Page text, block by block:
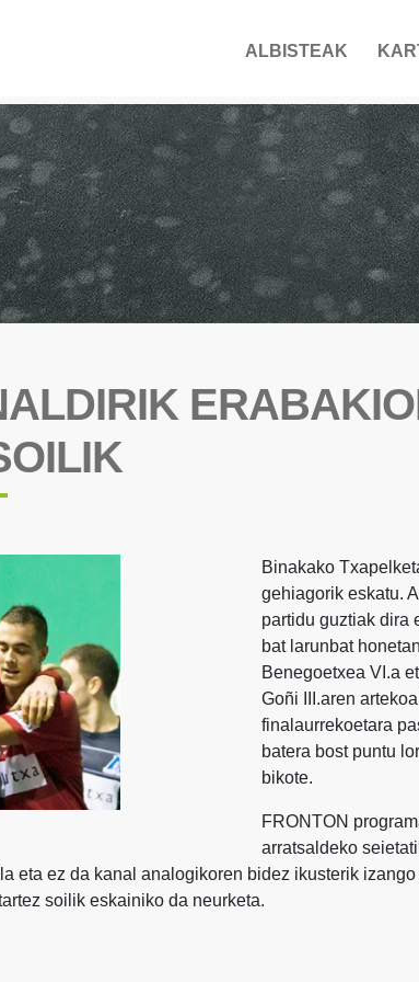
ALBISTEAK
Binakako
gehiagorik eskatu.
partidu guztiak dira
bat larunbat
Benegoetxea VI.a
Goñi III.aren
finalaurrekoetara
batera bost puntu
bikote.
FRONTON
arratsaldeko
eta ez da kanal analogikoren bidez ikusterik
soilik eskainiko da neurketa.